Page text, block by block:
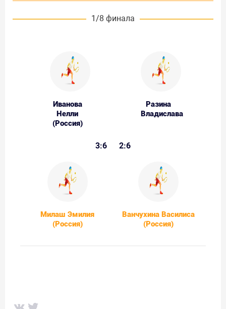
1/8 финала
Иванова
Нелли
(Россия)
Разина
Владислава
3:6 2:6
Милаш Эмилия
(Россия)
Ванчухина Василиса
(Россия)